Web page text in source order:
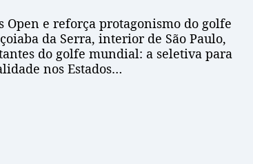
Open e reforça protagonismo do golfe
da Serra, interior de São Paulo,
do golfe mundial: a seletiva para
nos Estados…